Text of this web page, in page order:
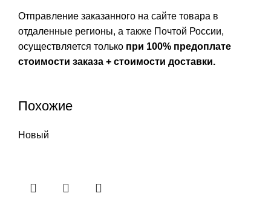
Отправление заказанного на сайте товара в
отдаленные регионы, а также Почтой России,
осуществляется только при 100% предоплате
стоимости заказа + стоимости доставки.
Похожие
Новый